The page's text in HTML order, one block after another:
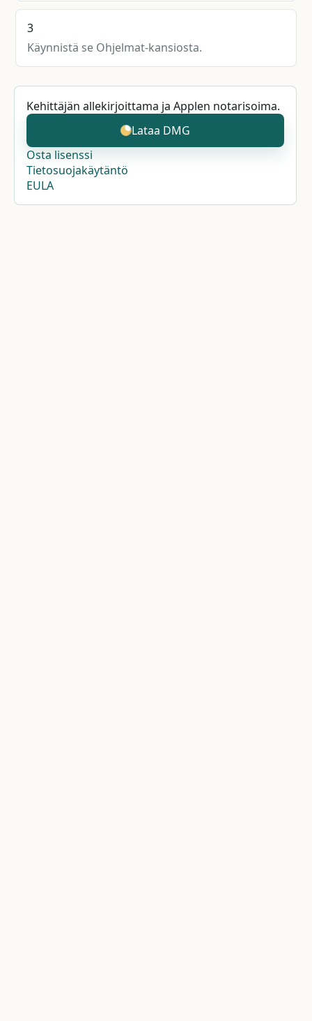
3
Käynnistä se Ohjelmat-kansiosta.
Kehittäjän allekirjoittama ja Applen notarisoima.
Lataa DMG
Osta lisenssi
Tietosuojakäytäntö
EULA